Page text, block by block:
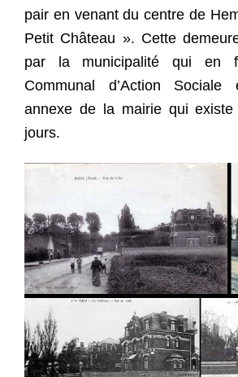
pair en venant du centre de
Petit Château ». Cette
par la municipalité qui en
Communal d’Action
annexe de la mairie qui
jours.